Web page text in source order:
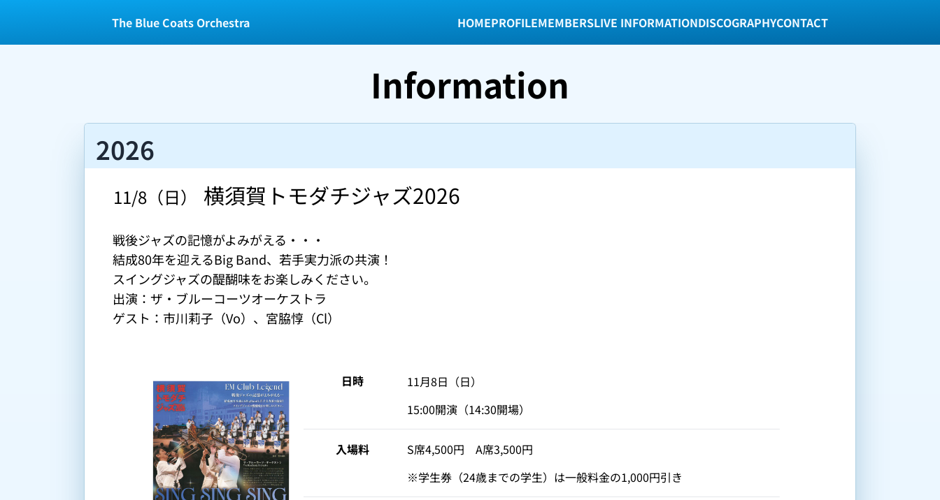
The Blue Coats Orchestra HOMEPROFILEMEMBERSLIVE INFORMATIONDISCOGRAPHYCONTACT
Information
2026
11/8（日） 横須賀トモダチジャズ2026
戦後ジャズの記憶がよみがえる・・・
結成80年を迎えるBig Band、若手実力派の共演！
スイングジャズの醍醐味をお楽しみください。
出演：ザ・ブルーコーツオーケストラ
ゲスト：市川莉子（Vo）、宮脇惇（Cl）
日時
11月8日（日）
15:00開演（14:30開場）
入場料
S席4,500円　A席3,500円
※学生券（24歳までの学生）は一般料金の1,000円引き